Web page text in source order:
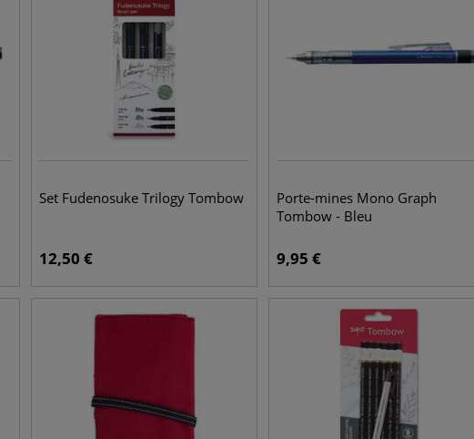
Set Fudenosuke Trilogy Tombow
12,50 €
Porte-mines Mono Graph
Tombow - Bleu
9,95 €